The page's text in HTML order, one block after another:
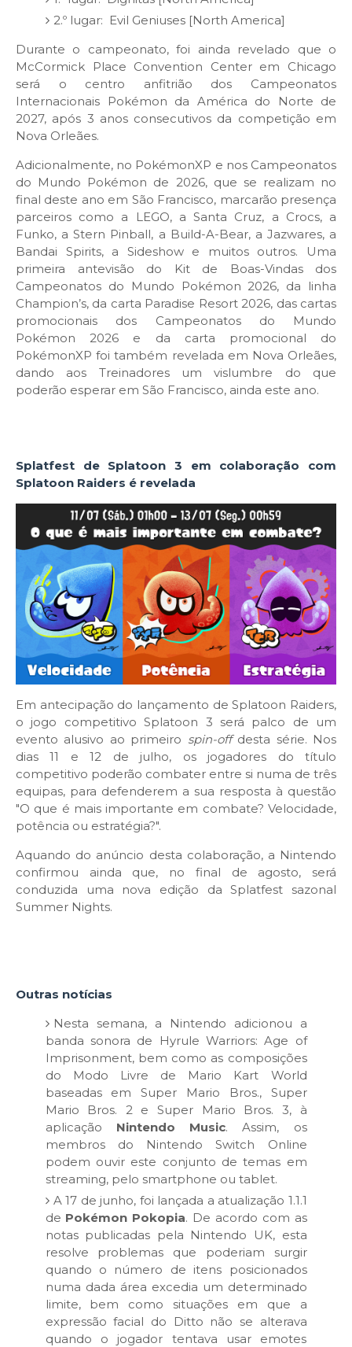
2.º lugar: Evil Geniuses [North America]
Durante o campeonato, foi ainda revelado que o
McCormick Place Convention Center em Chicago
será o centro anfitrião dos Campeonatos
Internacionais Pokémon da América do Norte de
2027, após 3 anos consecutivos da competição em
Nova Orleães.
Adicionalmente, no PokémonXP e nos Campeonatos
do Mundo Pokémon de 2026, que se realizam no
final deste ano em São Francisco, marcarão presença
parceiros como a LEGO, a Santa Cruz, a Crocs, a
Funko, a Stern Pinball, a Build-A-Bear, a Jazwares, a
Bandai Spirits, a Sideshow e muitos outros. Uma
primeira antevisão do Kit de Boas-Vindas dos
Campeonatos do Mundo Pokémon 2026, da linha
Champion’s, da carta Paradise Resort 2026, das cartas
promocionais dos Campeonatos do Mundo
Pokémon 2026 e da carta promocional do
PokémonXP foi também revelada em Nova Orleães,
dando aos Treinadores um vislumbre do que
poderão esperar em São Francisco, ainda este ano.
Splatfest de Splatoon 3 em colaboração com
Splatoon Raiders é revelada
Em antecipação do lançamento de Splatoon Raiders,
o jogo competitivo Splatoon 3 será palco de um
evento alusivo ao primeiro spin-offdesta série. Nos
dias 11 e 12 de julho, os jogadores do título
competitivo poderão combater entre si numa de três
equipas, para defenderem a sua resposta à questão
"O que é mais importante em combate? Velocidade,
potência ou estratégia?".
Aquando do anúncio desta colaboração, a Nintendo
confirmou ainda que, no final de agosto, será
conduzida uma nova edição da Splatfest sazonal
Summer Nights.
Outras notícias
Nesta semana, a Nintendo adicionou a
banda sonora de Hyrule Warriors: Age of
Imprisonment, bem como as composições
do Modo Livre de Mario Kart World
baseadas em Super Mario Bros., Super
Mario Bros. 2 e Super Mario Bros. 3, à
aplicação Nintendo Music. Assim, os
membros do Nintendo Switch Online
podem ouvir este conjunto de temas em
streaming, pelo smartphone ou tablet.
A 17 de junho, foi lançada a atualização 1.1.1
de Pokémon Pokopia. De acordo com as
notas publicadas pela Nintendo UK, esta
resolve problemas que poderiam surgir
quando o número de itens posicionados
numa dada área excedia um determinado
limite, bem como situações em que a
expressão facial do Ditto não se alterava
quando o jogador tentava usar emotes